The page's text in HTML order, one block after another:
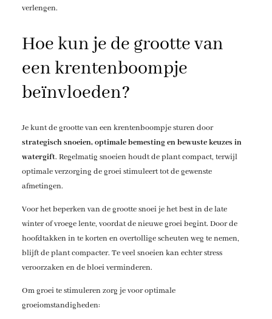
verlengen.
Hoe kun je de grootte van
een krentenboompje
beïnvloeden?
Je kunt de grootte van een krentenboompje sturen door
strategisch snoeien, optimale bemesting en bewuste keuzes in
watergift. Regelmatig snoeien houdt de plant compact, terwijl
optimale verzorging de groei stimuleert tot de gewenste
afmetingen.
Voor het beperken van de grootte snoei je het best in de late
winter of vroege lente, voordat de nieuwe groei begint. Door de
hoofdtakken in te korten en overtollige scheuten weg te nemen,
blijft de plant compacter. Te veel snoeien kan echter stress
veroorzaken en de bloei verminderen.
Om groei te stimuleren zorg je voor optimale
groeiomstandigheden: